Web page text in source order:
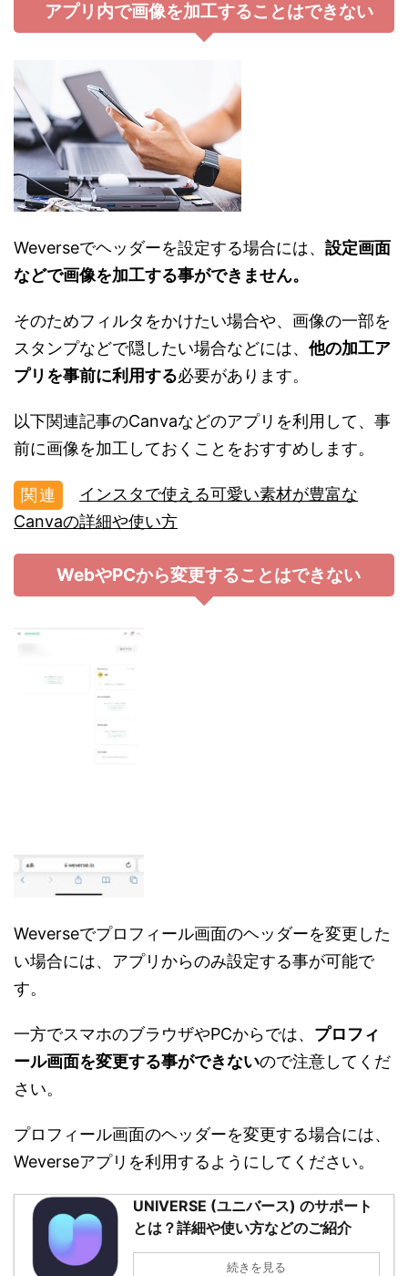
アプリ内で画像を加工することはできない
Weverseでヘッダーを設定する場合には、 設定画面
などで画像を加工する事ができません。
そのためフィルタをかけたい場合や、画像の一部を
スタンプなどで隠したい場合などには、 他の加工ア
プリを事前に利用する必要があります。
以下関連記事のCanvaなどのアプリを利用して、事
前に画像を加工しておくことをおすすめします。
インスタで使える可愛い素材が豊富な
Canvaの詳細や使い方
WebやPCから変更することはできない
Weverseでプロフィール画面のヘッダーを変更した
い場合には、アプリからのみ設定する事が可能で
す。
一方でスマホのブラウザやPCからでは、 プロフィ
ール画面を変更する事ができないので注意してくだ
さい。
プロフィール画面のヘッダーを変更する場合には、
Weverseアプリを利用するようにしてください。
UNIVERSE (ユニバース) のサポート
とは？詳細や使い方などのご紹介
続きを見る